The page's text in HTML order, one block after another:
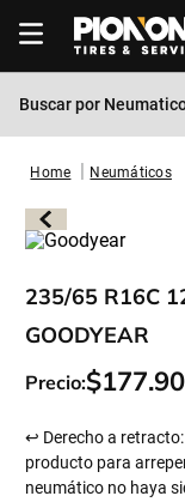
Buscar por
Neumáticos
235/65 R16C
GOODYEAR
Precio:$177.
↩ Derecho a retracto:
producto para
neumático no haya